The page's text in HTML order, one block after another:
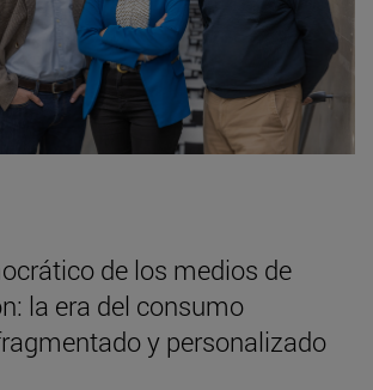
de los medios de
la era del consumo
y personalizado